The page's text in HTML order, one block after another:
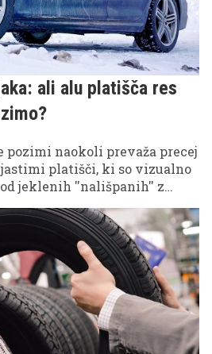
ali alu platišča res
pozimi naokoli prevaža precej
platišči, ki so vizualno
jeklenih ''nališpanih'' z
je temu tako? Zakaj
preprosto ne preobuje v
je smiselno poleg paketa
celoletnih gum –
Vse to in še več izveste